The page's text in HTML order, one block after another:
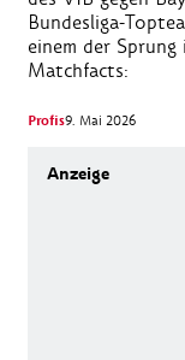
Bundesliga-
einem der Sprung
Matchfacts:
Profis9. Mai 2026